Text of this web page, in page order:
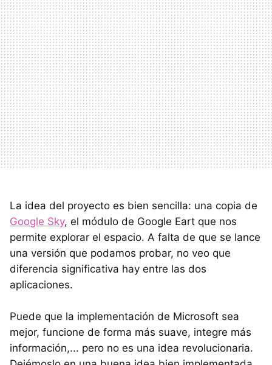
La idea del proyecto es bien sencilla: una copia de
Google Sky, el módulo de Google Eart que nos
permite explorar el espacio. A falta de que se lance
una versión que podamos probar, no veo que
diferencia significativa hay entre las dos
aplicaciones.
Puede que la implementación de Microsoft sea
mejor, funcione de forma más suave, integre más
información,... pero no es una idea revolucionaria.